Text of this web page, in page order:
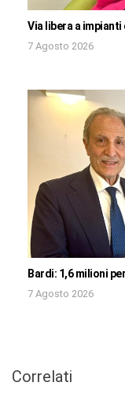
Via libera a
7 Agosto 2026
Bardi: 1,6 milioni
7 Agosto 2026
Correlati